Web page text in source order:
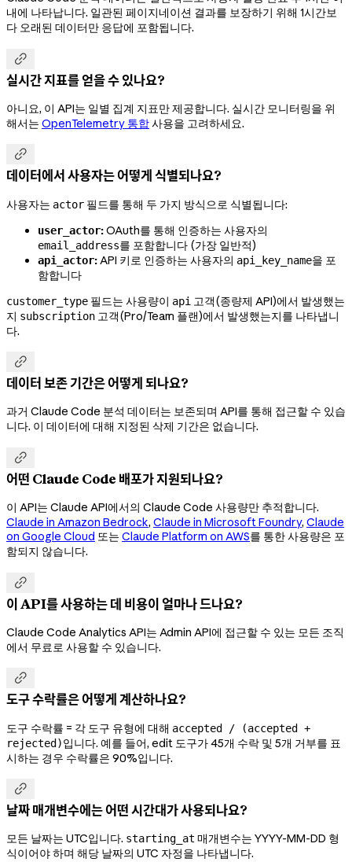
내에 나타납니다. 일관된 페이지네이션 결과를 보장하기 위해 1시간보
다 오래된 데이터만 응답에 포함됩니다.

실시간 지표를 얻을 수 있나요?
아니요, 이 API는 일별 집계 지표만 제공합니다. 실시간 모니터링을 위
해서는 OpenTelemetry 통합사용을 고려하세요.

데이터에서 사용자는 어떻게 식별되나요?
사용자는 actor 필드를 통해 두 가지 방식으로 식별됩니다:
user_actor:OAuth를 통해 인증하는 사용자의
email_address를 포함합니다 (가장 일반적)
api_actor:API 키로 인증하는 사용자의 api_key_name을 포
함합니다
customer_type 필드는 사용량이 api 고객(종량제 API)에서 발생했는
지 subscription 고객(Pro/Team 플랜)에서 발생했는지를 나타냅니
다.

데이터 보존 기간은 어떻게 되나요?
과거 Claude Code 분석 데이터는 보존되며 API를 통해 접근할 수 있습
니다. 이 데이터에 대해 지정된 삭제 기간은 없습니다.

어떤 Claude Code 배포가 지원되나요?
이 API는 Claude API에서의 Claude Code 사용량만 추적합니다.
Claude in Amazon Bedrock, Claude in Microsoft Foundry, Claude
on Google Cloud 또는 Claude Platform on AWS를 통한 사용량은 포
함되지 않습니다.

이 API를 사용하는 데 비용이 얼마나 드나요?
Claude Code Analytics API는 Admin API에 접근할 수 있는 모든 조직
에서 무료로 사용할 수 있습니다.

도구 수락률은 어떻게 계산하나요?
도구 수락률 = 각 도구 유형에 대해 accepted / (accepted +
rejected)입니다. 예를 들어, edit 도구가 45개 수락 및 5개 거부를 표
시하는 경우 수락률은 90%입니다.

날짜 매개변수에는 어떤 시간대가 사용되나요?
모든 날짜는 UTC입니다. starting_at 매개변수는 YYYY-MM-DD 형
식이어야 하며 해당 날짜의 UTC 자정을 나타냅니다.